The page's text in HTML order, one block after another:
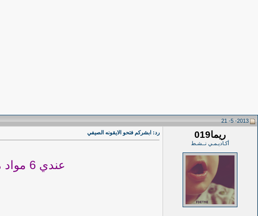
2013- 5- 21
ريما019
أكـاديـمـي نــشـط
رد: ابشركم فتحو الايقونه الصيفي
عندي 6 مواد من الترمين اللي طافت ماخذتهم ابي اخذ منها الحين شلونننن